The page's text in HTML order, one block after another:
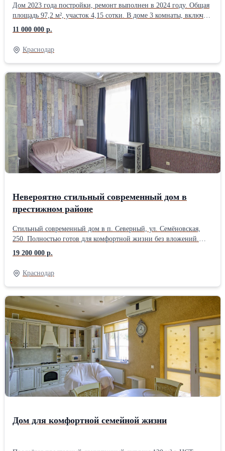
Дом 2023 года постройки, ремонт выполнен в 2024 году. Общая
площадь 97,2 м², участок 4,15 сотки. В доме 3 комнаты, включая
комнату на мансарде, санузел с ванной, кухня и просторная
прихожая. Высота потолков 2,8 м. Дом полностью готов к
проживанию и не требует вложений. Остаются кухонный
гарнитур, бытовая техника, кондиционеры и часть мебели.
Качественное строительство: газобетон и кирпич с утеплением,
ленточный фундамент, утеплённая кровля, металлопластиковые
окна. Коммуникации: • электричество 15 кВт; • скважина 30 м; •
септик 8 м³; • бойлер 80 л; • оптоволоконный интернет; • газ
проходит по меже. Участок благоустроен: бетонный двор,
огород, сад, виноград, клубника и розы. Фасад 20 м, удобный
заезд. Отличное расположение с выездом на Ейское и
Ростовское шоссе. До детского сада 200 м, до школы 1 км. Тихий
зелёный район с хорошими соседями и чистым воздухом.
11 000 000 р.
Краснодар
Невероятно стильный современный дом в
престижном районе
Стильный современный дом в п. Северный, ул. Семёновская,
250. Полностью готов для комфортной жизни без вложений.
Дом кирпичный, 2014 года постройки. Площадь 100,2 м²,
участок 4,2 сотки. Высокие потолки 3 м, качественный ремонт,
тёплый и уютный дом с продуманной планировкой. В доме: • 3
изолированные комнаты • просторная кухня-гостиная 55,6 м² •
санузел в керамограните • вся мебель и техника остаются •
сплит-системы, газ, оптоволоконный интернет, сигнализация
Коммуникации: • газовое отопление • собственная скважина 35
м • септик 15 м³ • электричество 15 кВт Участок благоустроен: •
двор в брусчатке • откатные ворота • два навеса • терраса и зона
отдыха • сад с розами Тихая тупиковая улица с асфальтом. Рядом
магазины, рынок, аптеки, остановки, детские и спортивные
площадки. Школа и школьный автобус рядом. До ТРЦ Красная
Площадь несколько минут на машине. Отличный вариант для
семьи, которая ищет готовый дом в спокойном и развитом
районе Краснодара.
19 200 000 р.
Краснодар
Дом для комфортной семейной жизни